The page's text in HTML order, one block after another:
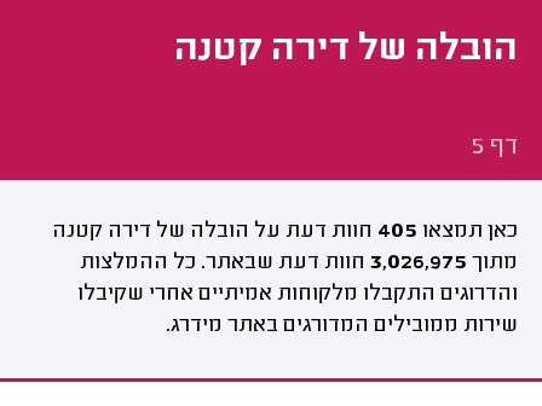
הובלה של דירה קטנה
דף 5
כאן תמצאו 405 חוות דעת על הובלה של דירה קטנה
מתוך 3,026,975 חוות דעת שבאתר. כל ההמלצות
והדרוגים התקבלו מלקוחות אמיתיים אחרי שקיבלו
שירות ממובילים המדורגים באתר מידרג.